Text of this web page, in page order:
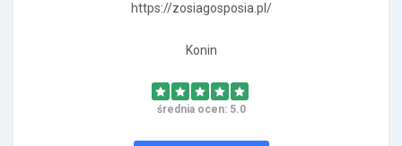
https://zosiagosposia.pl/
Konin
średnia ocen: 5.0